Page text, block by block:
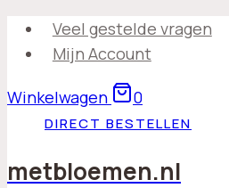
Doorgaan
naar
Veel gestelde vragen
Mijn Account
Winkelwagen 0
DIRECT BESTELLEN
metbloemen.nl